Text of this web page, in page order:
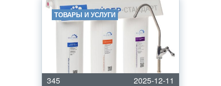
ТОВАРЫ И УСЛУГИ
345
2025-12-11